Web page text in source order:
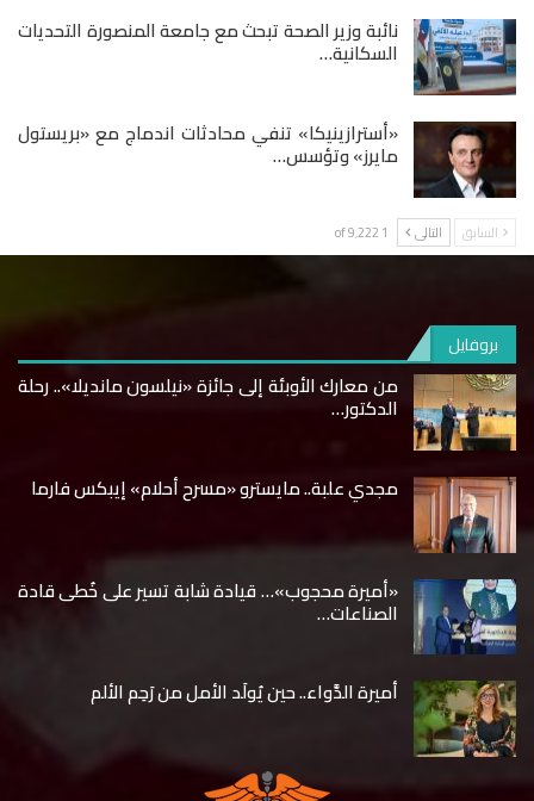
نائبة وزير الصحة تبحث مع جامعة المنصورة التحديات
السكانية…
«أسترازينيكا» تنفي محادثات اندماج مع «بريستول
مايرز» وتؤسس…
السابق التالى 1 of 9٬222
بروفايل
من معارك الأوبئة إلى جائزة «نيلسون مانديلا».. رحلة
الدكتور…
مجدي علبة.. مايسترو «مسرح أحلام» إيبكس فارما
«أميرة محجوب»… قيادة شابة تسير على خُطى قادة
الصناعات…
أميرة الدَّواء.. حين يُولَد الأمل من رَحِم الألم